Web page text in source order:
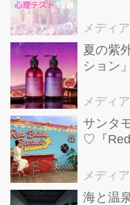
メディ
夏の紫
ション
メディ
サンタ
♡『
メディ
海と温